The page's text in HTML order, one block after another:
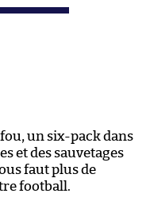
un six-pack dans
et des sauvetages
faut plus de
football.